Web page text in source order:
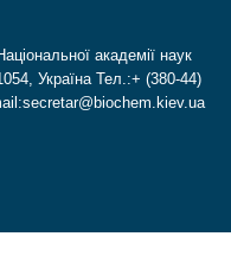
академії наук
Україна Тел.:+ (380-44)